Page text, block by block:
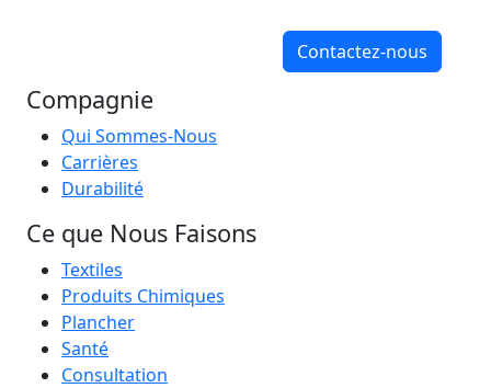
Contactez-nous
Compagnie
Qui Sommes-Nous
Carrières
Durabilité
Ce que Nous Faisons
Textiles
Produits Chimiques
Plancher
Santé
Consultation